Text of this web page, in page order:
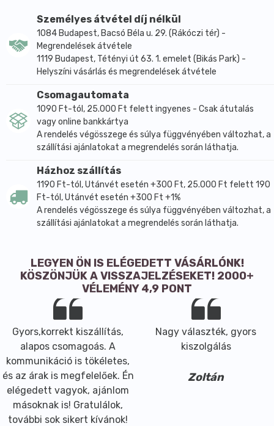
gazdálkodásból származnak. Hozzáadott cukor nélkül.
Kizárólag természetes módon előforduló cukrokat
tartalmaz.
Tápérték: 100g termékben:
Zsír: 1,6 g
amiből telített zsírsavak: 1,4 g
Szénhidrát: 1,9 g
amiből cukor: 0,2 g
Fehérje: 0,2 g
Só: 0,1 g
Személyes átvétel díj nélkül
1084 Budapest, Bacsó Béla u. 29. (Rákóczi tér) -
Megrendelések átvétele
1119 Budapest, Tétényi út 63. 1. emelet (Bikás Park) -
Helyszíni vásárlás és megrendelések átvétele
Csomagautomata
1090 Ft-tól, 25.000 Ft felett ingyenes - Csak átutalás
vagy online bankkártya
A rendelés végösszege és súlya függvényében változhat, a
szállítási ajánlatokat a megrendelés során láthatja.
Házhoz szállítás
1190 Ft-tól, Utánvét esetén +300 Ft, 25.000 Ft felett 190
Ft-tól, Utánvét esetén +300 Ft +1%
A rendelés végösszege és súlya függvényében változhat, a
szállítási ajánlatokat a megrendelés során láthatja.
LEGYEN ÖN IS ELÉGEDETT VÁSÁRLÓNK!
KÖSZÖNJÜK A VISSZAJELZÉSEKET! 2000+
VÉLEMÉNY 4,9 PONT
Gyors,korrekt kiszállítás,
alapos csomagoás. A
kommunikáció is tökéletes,
és az árak is megfelelőek. Én
elégedett vagyok, ajánlom
másoknak is! Gratulálok,
további sok sikert kívánok!
Nagy választék, gyors
kiszolgálás
Zoltán